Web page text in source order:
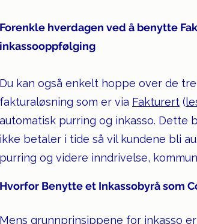
Forenkle hverdagen ved å benytte
inkassooppfølging
Du kan også enkelt hoppe over de
fakturaløsning som er via Fakturert (
automatisk purring og inkasso. Dette
ikke betaler i tide så vil kundene bli
purring og videre inndrivelse,
Hvorfor Benytte et Inkassobyrå som
Mens grunnprinsippene for inkasso